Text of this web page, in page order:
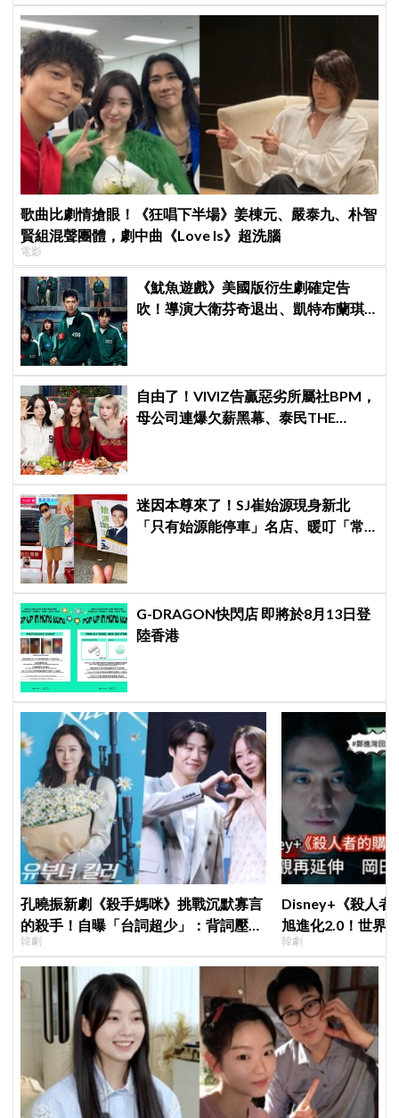
歌曲比劇情搶眼！《狂唱下半場》姜棟元、嚴泰九、朴智
賢組混聲團體，劇中曲《Love Is》超洗腦
電影
《魷魚遊戲》美國版衍生劇確定告
吹！導演大衛芬奇退出、凱特布蘭琪
自由了！VIVIZ告贏惡劣所屬社BPM，
母公司連爆欠薪黑幕、泰民THE
迷因本尊來了！SJ崔始源現身新北
「只有始源能停車」名店、暖叮「常
G-DRAGON快閃店 即將於8月13日登
陸香港
孔曉振新劇《殺手媽咪》挑戰沉默寡言
的殺手！自曝「台詞超少」：背詞壓力
小很多XD
韓劇
Disney+《殺人者
旭進化2.0！世界
登場竟殺了「他」
韓劇